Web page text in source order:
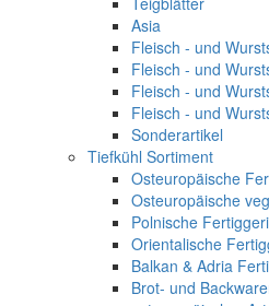
Asia
Fleisch - und
Fleisch - und
Fleisch - und
Fleisch - und
Sonderartikel
Tiefkühl Sortiment
Osteuropäische
Osteuropäische
Polnische
Orientalische
Balkan & Adria
Brot- und